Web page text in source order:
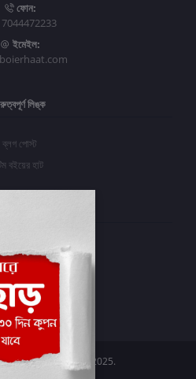
ফোন:
7044472233
ইমেইল:
লিঙ্ক
ব্লগ পোস্ট
বইয়ের হাট
প্রবেশ করুন
ইতিহাস
ইচ্ছাগুলি
ট্র্যাকিং
rights reserved 2025.